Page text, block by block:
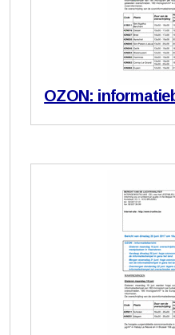
OZON: